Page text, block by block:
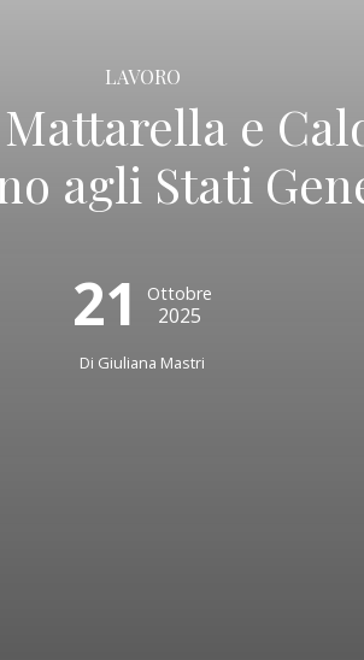
LAVORO
e
agli Stati
21 Ottobre
2025
Di Giuliana Mastri